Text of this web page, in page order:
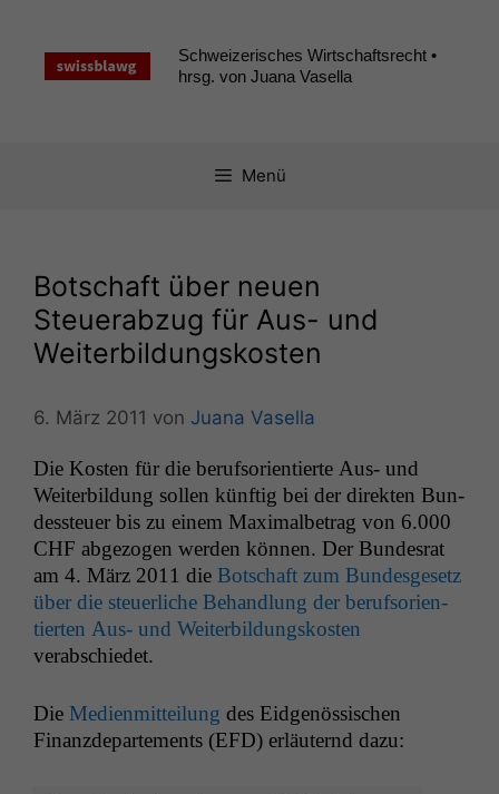
springen
Schweizerisches Wirtschaftsrecht •
hrsg. von Juana Vasella
Menü
Botschaft über neuen
Steuerabzug für Aus- und
Weiterbildungskosten
6. März 2011 von Juana Vasella
Die Kosten für die beruf­sori­en­tierte Aus- und
Weit­er­bil­dung sollen kün­ftig bei der direk­ten Bun­
dess­teuer bis zu einem Max­i­mal­be­trag von 6.000
CHF abge­zo­gen wer­den kön­nen. Der Bun­desrat
am 4. März 2011 die Botschaft zum Bun­des­ge­setz
über die steuer­liche Behand­lung der beruf­sori­en­
tierten Aus- und Weit­er­bil­dungskosten
verabschiedet.
Die Medi­en­mit­teilung des Eid­genös­sis­chen
Finanzde­parte­ments (EFD) erläuternd dazu: